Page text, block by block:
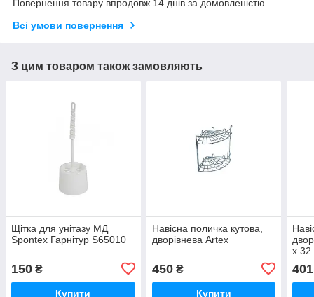
Повернення товару впродовж 14 днів за домовленістю
Всі умови повернення
З цим товаром також замовляють
Щітка для унітазу MД
Spontex Гарнітур S65010
150 ₴
Купити
Навісна поличка кутова,
дворівнева Artex
450₴
Купити
х
401